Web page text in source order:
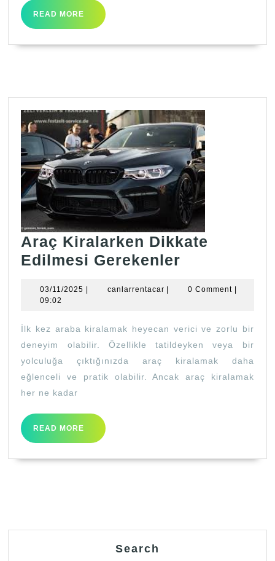
READ MORE
READ
MORE
Araç Kiralarken Dikkate
Edilmesi Gerekenler
Dikkate
Gerekenler
03/11/2025 03/11/2025canlarrentacarcanlarrentacar
0 Comment
09:02
İlk kez araba kiralamak heyecan verici ve zorlu bir
deneyim olabilir. Özellikle tatildeyken veya bir
yolculuğa çıktığınızda araç kiralamak daha
eğlenceli ve pratik olabilir. Ancak araç kiralamak
her ne kadar
READ MORE
READ
MORE
Search